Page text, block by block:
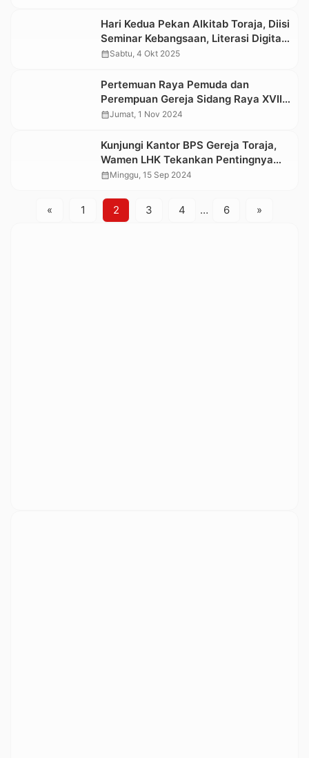
Hari Kedua Pekan Alkitab Toraja, Diisi
Seminar Kebangsaan, Literasi Digital
serta Lomba Mewarnai
calendar_monthSabtu, 4 Okt 2025
Pertemuan Raya Pemuda dan
Perempuan Gereja Sidang Raya XVIII
PGI di Toraja Resmi Dibuka
calendar_monthJumat, 1 Nov 2024
Kunjungi Kantor BPS Gereja Toraja,
Wamen LHK Tekankan Pentingnya
Tugas Mulia Menjaga Ekosistem
calendar_monthMinggu, 15 Sep 2024
« 1 2 3 4 … 6 »